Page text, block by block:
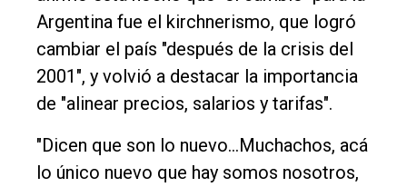
Entrevistas
Rural
Deportes
Fúnebres
Edición
Empresa
Argentina fue el kirchnerismo, que logró
cambiar el país "después de la crisis del
2001", y volvió a destacar la importancia
de "alinear precios, salarios y tarifas".
"Dicen que son lo nuevo...Muchachos, acá
lo único nuevo que hay somos nosotros,